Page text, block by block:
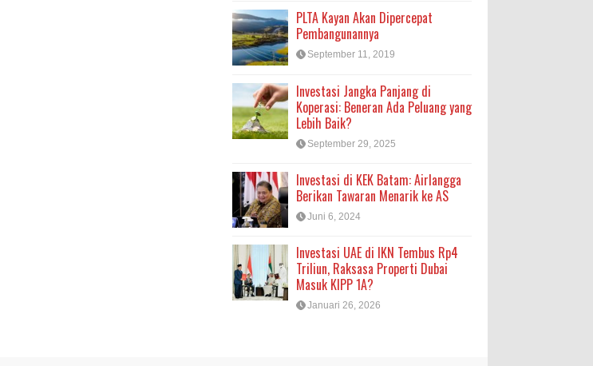
PLTA Kayan Akan Dipercepat
Pembangunannya
September 11, 2019
Investasi Jangka Panjang di
Koperasi: Beneran Ada Peluang yang
Lebih Baik?
September 29, 2025
Investasi di KEK Batam: Airlangga
Berikan Tawaran Menarik ke AS
Juni 6, 2024
Investasi UAE di IKN Tembus Rp4
Triliun, Raksasa Properti Dubai
Masuk KIPP 1A?
Januari 26, 2026